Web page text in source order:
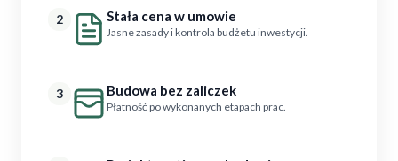
2 Stała cena w umowie
Jasne zasady i kontrola budżetu inwestycji.
3 Budowa bez zaliczek
Płatność po wykonanych etapach prac.